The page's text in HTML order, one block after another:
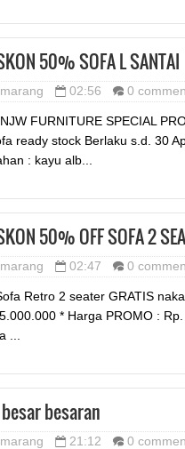
50% SOFA L SANTAI
02:56 0
FURNITURE SPECIAL
ready stock Berlaku s.d. 30
: kayu alb...
50% OFF SOFA 2
02:47 0
Retro 2 seater GRATIS
* Harga PROMO :
...
besaran
21:12 0